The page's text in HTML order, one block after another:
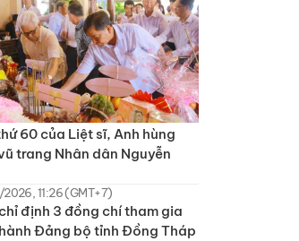
60 của Liệt sĩ, Anh hùng
trang Nhân dân Nguyễn
2026, 11:26 (GMT+7)
định 3 đồng chí tham gia
Đảng bộ tỉnh Đồng Tháp